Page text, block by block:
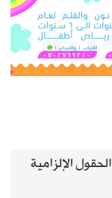
الحقول الإلزامية